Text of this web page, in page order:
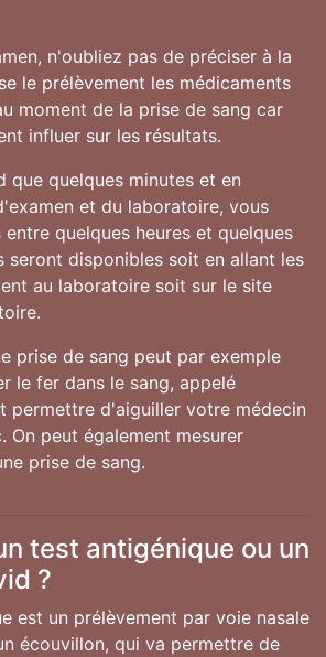
n'oubliez pas de préciser à la
le prélèvement les médicaments
moment de la prise de sang car
influer sur les résultats.
que quelques minutes et en
et du laboratoire, vous
quelques heures et quelques
seront disponibles soit en allant les
au laboratoire soit sur le site
prise de sang peut par exemple
le fer dans le sang, appelé
permettre d'aiguiller votre médecin
On peut également mesurer
prise de sang.
test antigénique ou un
?
est un prélèvement par voie nasale
écouvillon, qui va permettre de